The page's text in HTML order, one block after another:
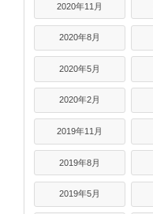
2020年11月
2020年8月
2020年5月
2020年2月
2019年11月
2019年8月
2019年5月